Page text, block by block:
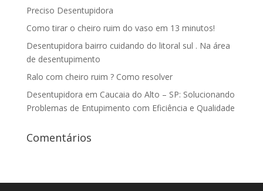
Preciso Desentupidora
Como tirar o cheiro ruim do vaso em 13 minutos!
Desentupidora bairro cuidando do litoral sul . Na área
de desentupimento
Ralo com cheiro ruim ? Como resolver
Desentupidora em Caucaia do Alto – SP: Solucionando
Problemas de Entupimento com Eficiência e Qualidade
Comentários